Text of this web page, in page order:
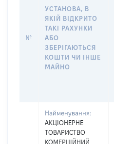
№
УСТАНОВА, В
ЯКІЙ ВІДКРИТО
ТАКІ РАХУНКИ
АБО
ЗБЕРІГАЮТЬСЯ
КОШТИ ЧИ ІНШЕ
МАЙНО
Найменування:
АКЦІОНЕРНЕ
ТОВАРИСТВО
КОМЕРЦІЙНИЙ